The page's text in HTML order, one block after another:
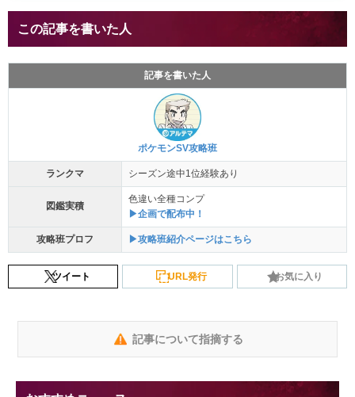
この記事を書いた人
記事を書いた人
ポケモンSV攻略班
ランクマ シーズン途中1位経験あり
図鑑実積
色違い全種コンプ
▶企画で配布中！
攻略班プロフ ▶攻略班紹介ページはこちら
ツイート URL発行 お気に入り
記事について指摘する